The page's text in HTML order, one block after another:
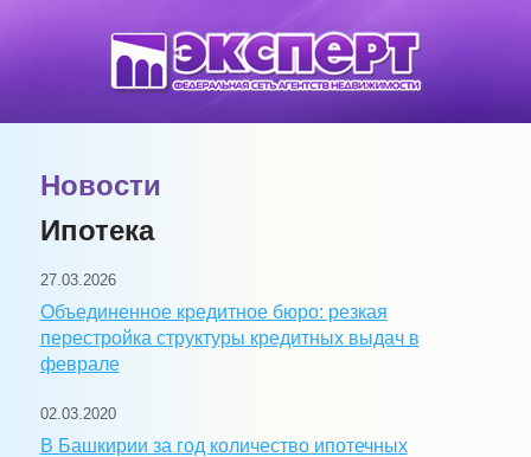
Новости
Ипотека
27.03.2026
Объединенное кредитное бюро: резкая
перестройка структуры кредитных выдач в
феврале
02.03.2020
В Башкирии за год количество ипотечных